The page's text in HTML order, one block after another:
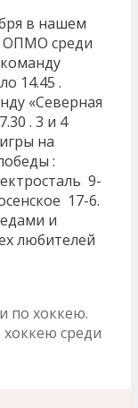
в нашем
ОПМО среди
14.45 .
«Северная
. 3 и 4
на
:
9-
17-6.
и
любителей
по хоккею.
среди